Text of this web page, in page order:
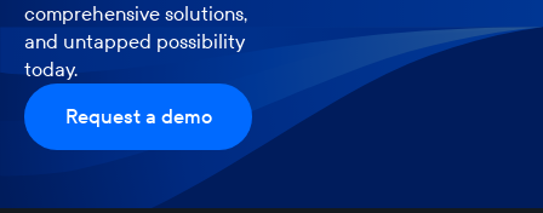
comprehensive solutions,
and untapped possibility
today.
Request a demo